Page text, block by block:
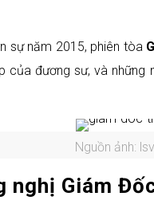
sự năm 2015, phiên tòa
của đương sư, và
Nguồn ảnh:
nghị Giám